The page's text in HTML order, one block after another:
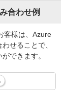
合わせ例
客様は、Azure
せることで、
できます。